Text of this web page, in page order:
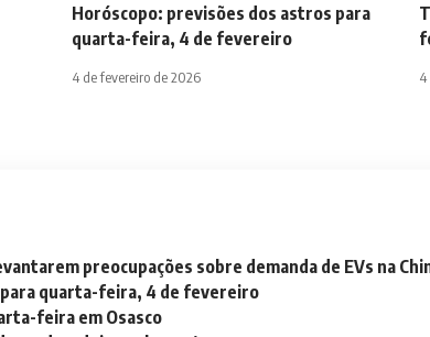
Horóscopo: previsões dos astros para
quarta-feira, 4 de fevereiro
4 de fevereiro de 2026 4
preocupações sobre demanda de EVs na
quarta-feira, 4 de fevereiro
feira em Osasco